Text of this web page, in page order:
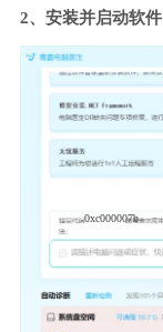
2、安装并启动软
0xc000007b